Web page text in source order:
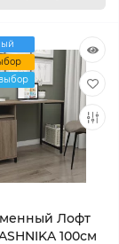
Лофт
100см